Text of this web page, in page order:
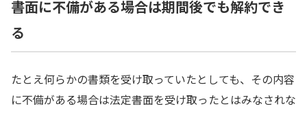
書面に不備がある場合は期間後でも解約でき
る
たとえ何らかの書類を受け取っていたとしても、その内容
に不備がある場合は法定書面を受け取ったとはみなされな